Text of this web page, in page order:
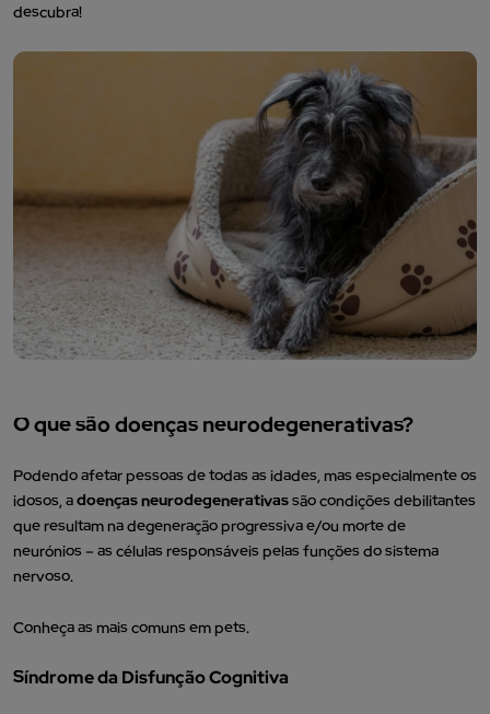
descubra!
O que são doenças neurodegenerativas?
Podendo afetar pessoas de todas as idades, mas especialmente os
idosos, adoenças neurodegenerativassão condições debilitantes
que resultam na degeneração progressiva e/ou morte de
neurónios – as células responsáveis pelas funções do sistema
nervoso.
Conheça as mais comuns em pets.
Síndrome da Disfunção Cognitiva